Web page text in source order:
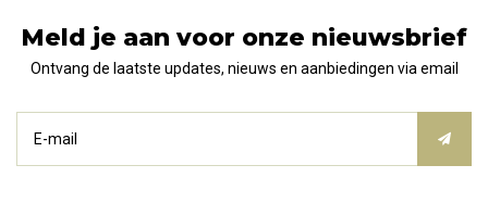
Meld je aan voor onze nieuwsbrief
Ontvang de laatste updates, nieuws en aanbiedingen via email